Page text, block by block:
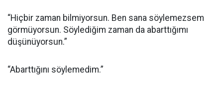
“Hiçbir zaman bilmiyorsun. Ben sana söylemezsem
görmüyorsun. Söylediğim zaman da abarttığımı
düşünüyorsun.”
“Abarttığını söylemedim.”